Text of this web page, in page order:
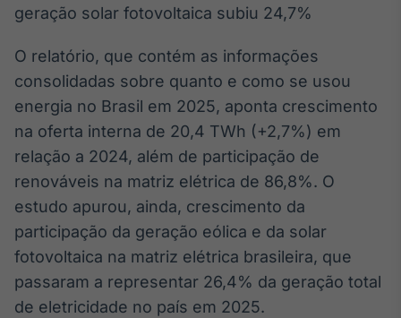
para conteúdos e
Broadcast
Wallboard
Conteúdos e
dados para
displays e telas
Broadcast
Curadoria
Curadoria de
conteúdos
noticiosos
Soluções de
geração solar fotovoltaica subiu 24,7%
O relatório, que contém as informações
consolidadas sobre quanto e como se usou
energia no Brasil em 2025, aponta crescimento
na oferta interna de 20,4 TWh (+2,7%) em
relação a 2024, além de participação de
renováveis na matriz elétrica de 86,8%. O
estudo apurou, ainda, crescimento da
participação da geração eólica e da solar
fotovoltaica na matriz elétrica brasileira, que
passaram a representar 26,4% da geração total
de eletricidade no país em 2025.